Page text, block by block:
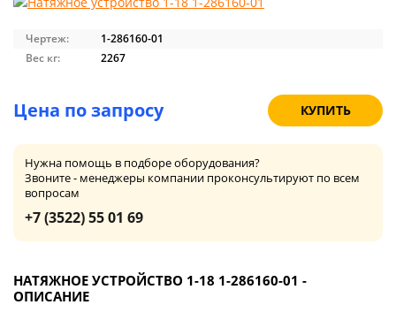
Чертеж:
1-286160-01
Вес кг:
2267
Цена по запросу КУПИТЬ
Нужна помощь в подборе оборудования?
Звоните - менеджеры компании проконсультируют по всем
вопросам
+7 (3522) 55 01 69
НАТЯЖНОЕ УСТРОЙСТВО 1-18 1-286160-01 -
ОПИСАНИЕ